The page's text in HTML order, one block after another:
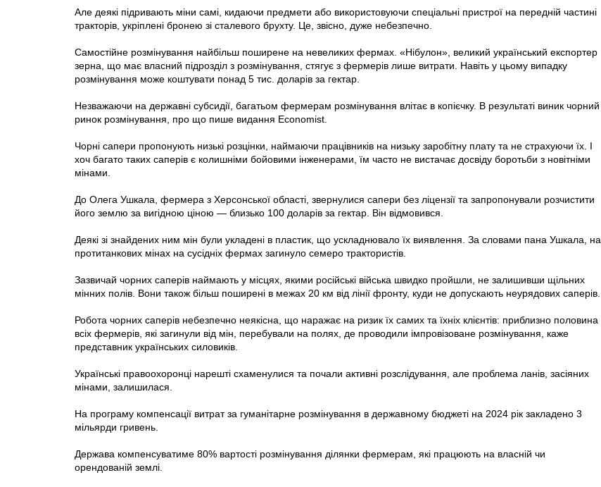
Але деякі підривають міни самі, кидаючи предмети або використовуючи спеціальні пристрої на передній частині
тракторів, укріплені бронею зі сталевого брухту. Це, звісно, дуже небезпечно.
Самостійне розмінування найбільш поширене на невеликих фермах. «Нібулон», великий український експортер
зерна, що має власний підрозділ з розмінування, стягує з фермерів лише витрати. Навіть у цьому випадку
розмінування може коштувати понад 5 тис. доларів за гектар.
Незважаючи на державні субсидії, багатьом фермерам розмінування влітає в копієчку. В результаті виник чорний
ринок розмінування, про що пише видання Есоnomist.
Чорні сапери пропонують низькі розцінки, наймаючи працівників на низьку заробітну плату та не страхуючи їх. І
хоч багато таких саперів є колишніми бойовими інженерами, їм часто не вистачає досвіду боротьби з новітніми
мінами.
До Олега Ушкала, фермера з Херсонської області, звернулися сапери без ліцензії та запропонували розчистити
його землю за вигідною ціною — близько 100 доларів за гектар. Він відмовився.
Деякі зі знайдених ним мін були укладені в пластик, що ускладнювало їх виявлення. За словами пана Ушкала, на
протитанкових мінах на сусідніх фермах загинуло семеро трактористів.
Зазвичай чорних саперів наймають у місцях, якими російські війська швидко пройшли, не залишивши щільних
мінних полів. Вони також більш поширені в межах 20 км від лінії фронту, куди не допускають неурядових саперів.
Робота чорних саперів небезпечно неякісна, що наражає на ризик їх самих та їхніх клієнтів: приблизно половина
всіх фермерів, які загинули від мін, перебували на полях, де проводили імпровізоване розмінування, каже
представник українських силовиків.
Українські правоохоронці нарешті схаменулися та почали активні розслідування, але проблема ланів, засіяних
мінами, залишилася.
На програму компенсації витрат за гуманітарне розмінування в державному бюджеті на 2024 рік закладено 3
мільярди гривень.
Держава компенсуватиме 80% вартості розмінування ділянки фермерам, які працюють на власній чи
орендованій землі.